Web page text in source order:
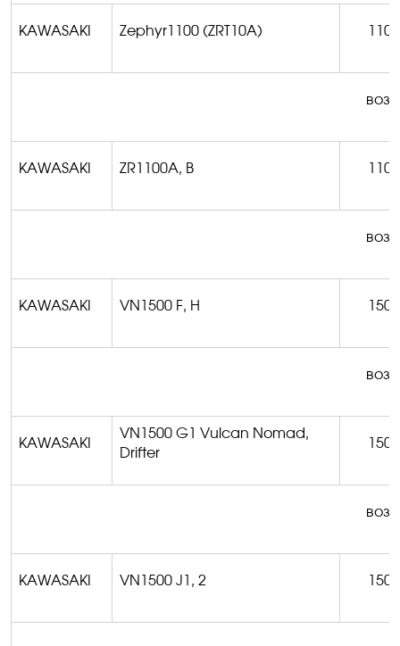
KAWASAKI Zephyr1100 (ZRT10A) 1100
KAWASAKI ZR1100A, B 1100
KAWASAKI VN1500 F, H 1500
KAWASAKI
VN1500 G1 Vulcan Nomad,
Drifter
1500
KAWASAKI VN1500 J1, 2 1500